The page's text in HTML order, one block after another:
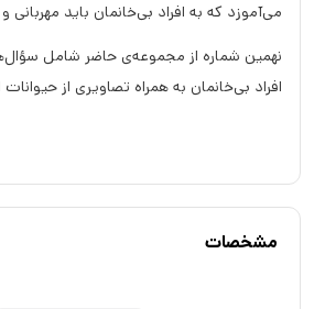
می‌آموزد که به افراد بی‌خانمان باید
نهمین شماره از مجموعه‌ی حاضر شامل
افراد بی‌خانمان به همراه تصاویری از
مشخصات